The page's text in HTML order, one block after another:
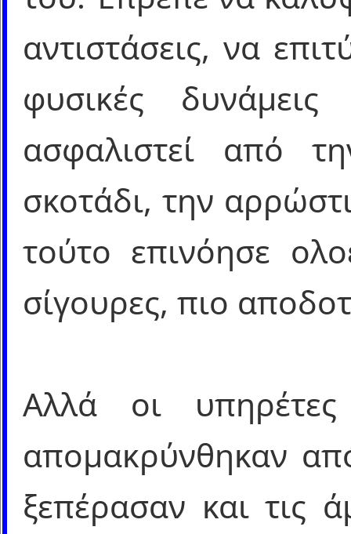
αντιστάσεις, να
φυσικές
ασφαλιστεί από
σκοτάδι, την
τούτο επινόησε
σίγουρες, πιο
Αλλά οι
απομακρύνθηκαν
ξεπέρασαν και τις